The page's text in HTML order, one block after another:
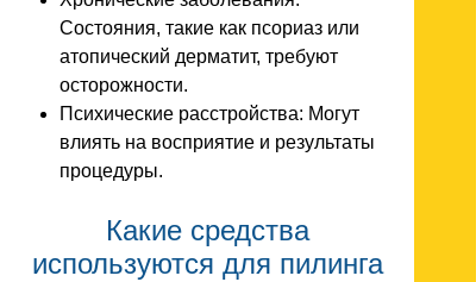
Состояния, такие как псориаз или
атопический дерматит, требуют
осторожности.
Психические расстройства: Могут
влиять на восприятие и результаты
процедуры.
Какие средства
используются для пилинга